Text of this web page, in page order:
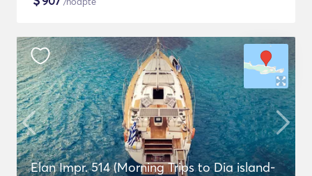
Elan Impr. 514 (Morning Trips to Dia island-